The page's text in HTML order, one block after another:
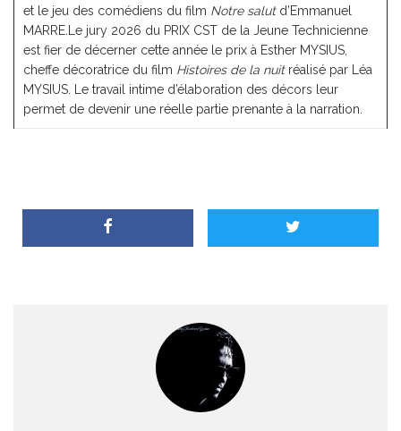
et le jeu des comédiens du film Notre salutd’Emmanuel
MARRE.Le jury 2026 du PRIX CST de la Jeune Technicienne
est fier de décerner cette année le prix à Esther MYSIUS,
cheffe décoratrice du film Histoires de la nuitréalisé par Léa
MYSIUS. Le travail intime d’élaboration des décors leur
permet de devenir une réelle partie prenante à la narration.